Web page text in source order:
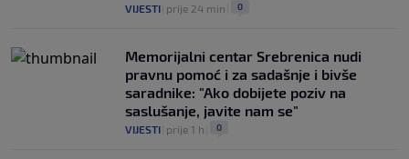
VIJESTI prije 24 min 0
Memorijalni centar Srebrenica nudi
pravnu pomoć i za sadašnje i bivše
saradnike: "Ako dobijete poziv na
saslušanje, javite nam se"
VIJESTI prije 1 h 0